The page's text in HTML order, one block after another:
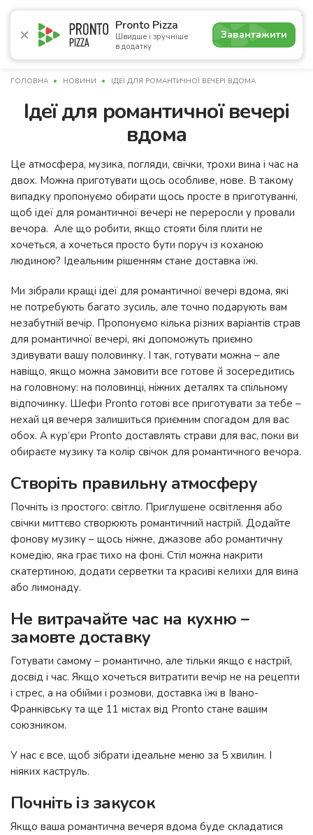
Pronto Pizza
Швидше і зручніше
в додатку
Завантажити
4.9
Акції Піца Суші Сети Сніданки
ГОЛОВНА НОВИНИ ІДЕЇ ДЛЯ РОМАНТИЧНОЇ ВЕЧЕРІ ВДОМА
Ідеї для романтичної вечері
вдома
Це атмосфера, музика, погляди, свічки, трохи вина і час на
двох. Можна приготувати щось особливе, нове. В такому
випадку пропонуємо обирати щось просте в приготуванні,
щоб ідеї для романтичної вечері не переросли у провали
вечора. Але що робити, якщо стояти біля плити не
хочеться, а хочеться просто бути поруч із коханою
людиною? Ідеальним рішенням стане доставка їжі.
Ми зібрали кращі ідеї для романтичної вечері вдома, які
не потребують багато зусиль, але точно подарують вам
незабутній вечір. Пропонуємо кілька різних варіантів страв
для романтичної вечері, які допоможуть приємно
здивувати вашу половинку. І так, готувати можна – але
навіщо, якщо можна замовити все готове й зосередитись
на головному: на половинці, ніжних деталях та спільному
відпочинку. Шефи Pronto готові все приготувати за тебе –
нехай ця вечеря залишиться приємним спогадом для вас
обох. А кур’єри Pronto доставлять страви для вас, поки ви
обираєте музику та колір свічок для романтичного вечора.
Створіть правильну атмосферу
Почніть із простого: світло. Приглушене освітлення або
свічки миттєво створюють романтичний настрій. Додайте
фонову музику – щось ніжне, джазове або романтичну
комедію, яка грає тихо на фоні. Стіл можна накрити
скатертиною, додати серветки та красиві келихи для вина
або лимонаду.
Не витрачайте час на кухню –
замовте доставку
Готувати самому – романтично, але тільки якщо є настрій,
досвід і час. Якщо хочеться витратити вечір не на рецепти
і стрес, а на обійми і розмови, доставка їжі в Івано-
Франківську та ще 11 містах від Pronto стане вашим
союзником.
У нас є все, щоб зібрати ідеальне меню за 5 хвилин. І
ніяких каструль.
Почніть із закусок
Якщо ваша романтична вечеря вдома буде складатися